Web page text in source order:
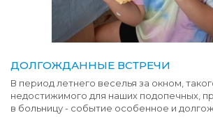
ДОЛГОЖДАННЫЕ ВСТРЕЧИ
В период летнего веселья за окном,
недостижимого для наших подопечных,
в больницу - событие особенное и